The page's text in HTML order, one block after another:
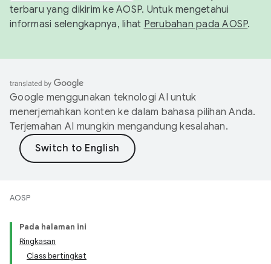
terbaru yang dikirim ke AOSP. Untuk mengetahui
informasi selengkapnya, lihat Perubahan pada AOSP.
Google menggunakan teknologi AI untuk
menerjemahkan konten ke dalam bahasa pilihan Anda.
Terjemahan AI mungkin mengandung kesalahan.
AOSP
Pada halaman ini
Ringkasan
Class bertingkat